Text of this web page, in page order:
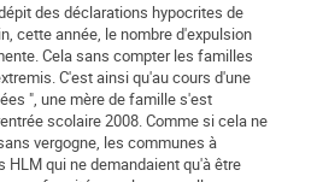
des déclarations hypocrites de
cette année, le nombre d'expulsion
Cela sans compter les familles
C'est ainsi qu'au cours d'une
", une mère de famille s'est
scolaire 2008. Comme si cela ne
vergogne, les communes à
HLM qui ne demandaient qu'à être